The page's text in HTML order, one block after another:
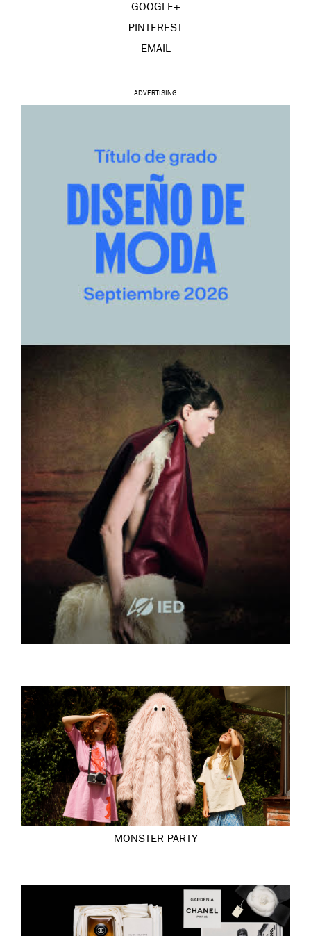
GOOGLE+
PINTEREST
EMAIL
ADVERTISING
MONSTER PARTY